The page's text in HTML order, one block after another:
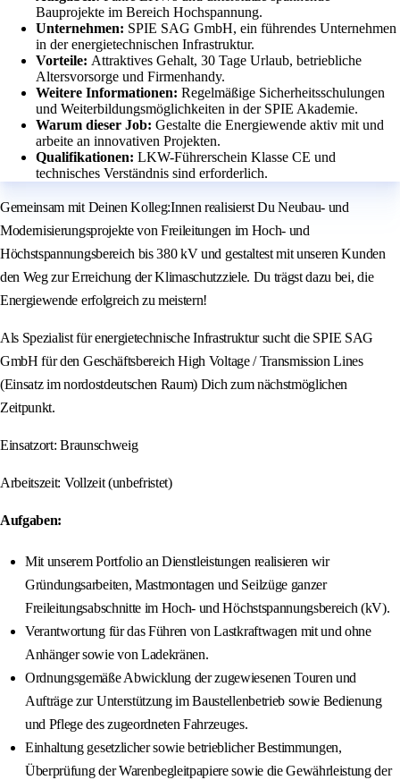
Bauprojekte im Bereich Hochspannung.
Unternehmen: SPIE SAG GmbH, ein führendes Unternehmen
in der energietechnischen Infrastruktur.
Vorteile: Attraktives Gehalt, 30 Tage Urlaub, betriebliche
Altersvorsorge und Firmenhandy.
Weitere Informationen: Regelmäßige Sicherheitsschulungen
und Weiterbildungsmöglichkeiten in der SPIE Akademie.
Warum dieser Job: Gestalte die Energiewende aktiv mit und
arbeite an innovativen Projekten.
Qualifikationen: LKW-Führerschein Klasse CE und
technisches Verständnis sind erforderlich.
Gemeinsam mit Deinen Kolleg:Innen realisierst Du Neubau- und
Modernisierungsprojekte von Freileitungen im Hoch- und
Höchstspannungsbereich bis 380 kV und gestaltest mit unseren Kunden
den Weg zur Erreichung der Klimaschutzziele. Du trägst dazu bei, die
Energiewende erfolgreich zu meistern!
Als Spezialist für energietechnische Infrastruktur sucht die SPIE SAG
GmbH für den Geschäftsbereich High Voltage / Transmission Lines
(Einsatz im nordostdeutschen Raum) Dich zum nächstmöglichen
Zeitpunkt.
Einsatzort: Braunschweig
Arbeitszeit: Vollzeit (unbefristet)
Aufgaben:
Mit unserem Portfolio an Dienstleistungen realisieren wir
Gründungsarbeiten, Mastmontagen und Seilzüge ganzer
Freileitungsabschnitte im Hoch- und Höchstspannungsbereich (kV).
Verantwortung für das Führen von Lastkraftwagen mit und ohne
Anhänger sowie von Ladekränen.
Ordnungsgemäße Abwicklung der zugewiesenen Touren und
Aufträge zur Unterstützung im Baustellenbetrieb sowie Bedienung
und Pflege des zugeordneten Fahrzeuges.
Einhaltung gesetzlicher sowie betrieblicher Bestimmungen,
Überprüfung der Warenbegleitpapiere sowie die Gewährleistung der